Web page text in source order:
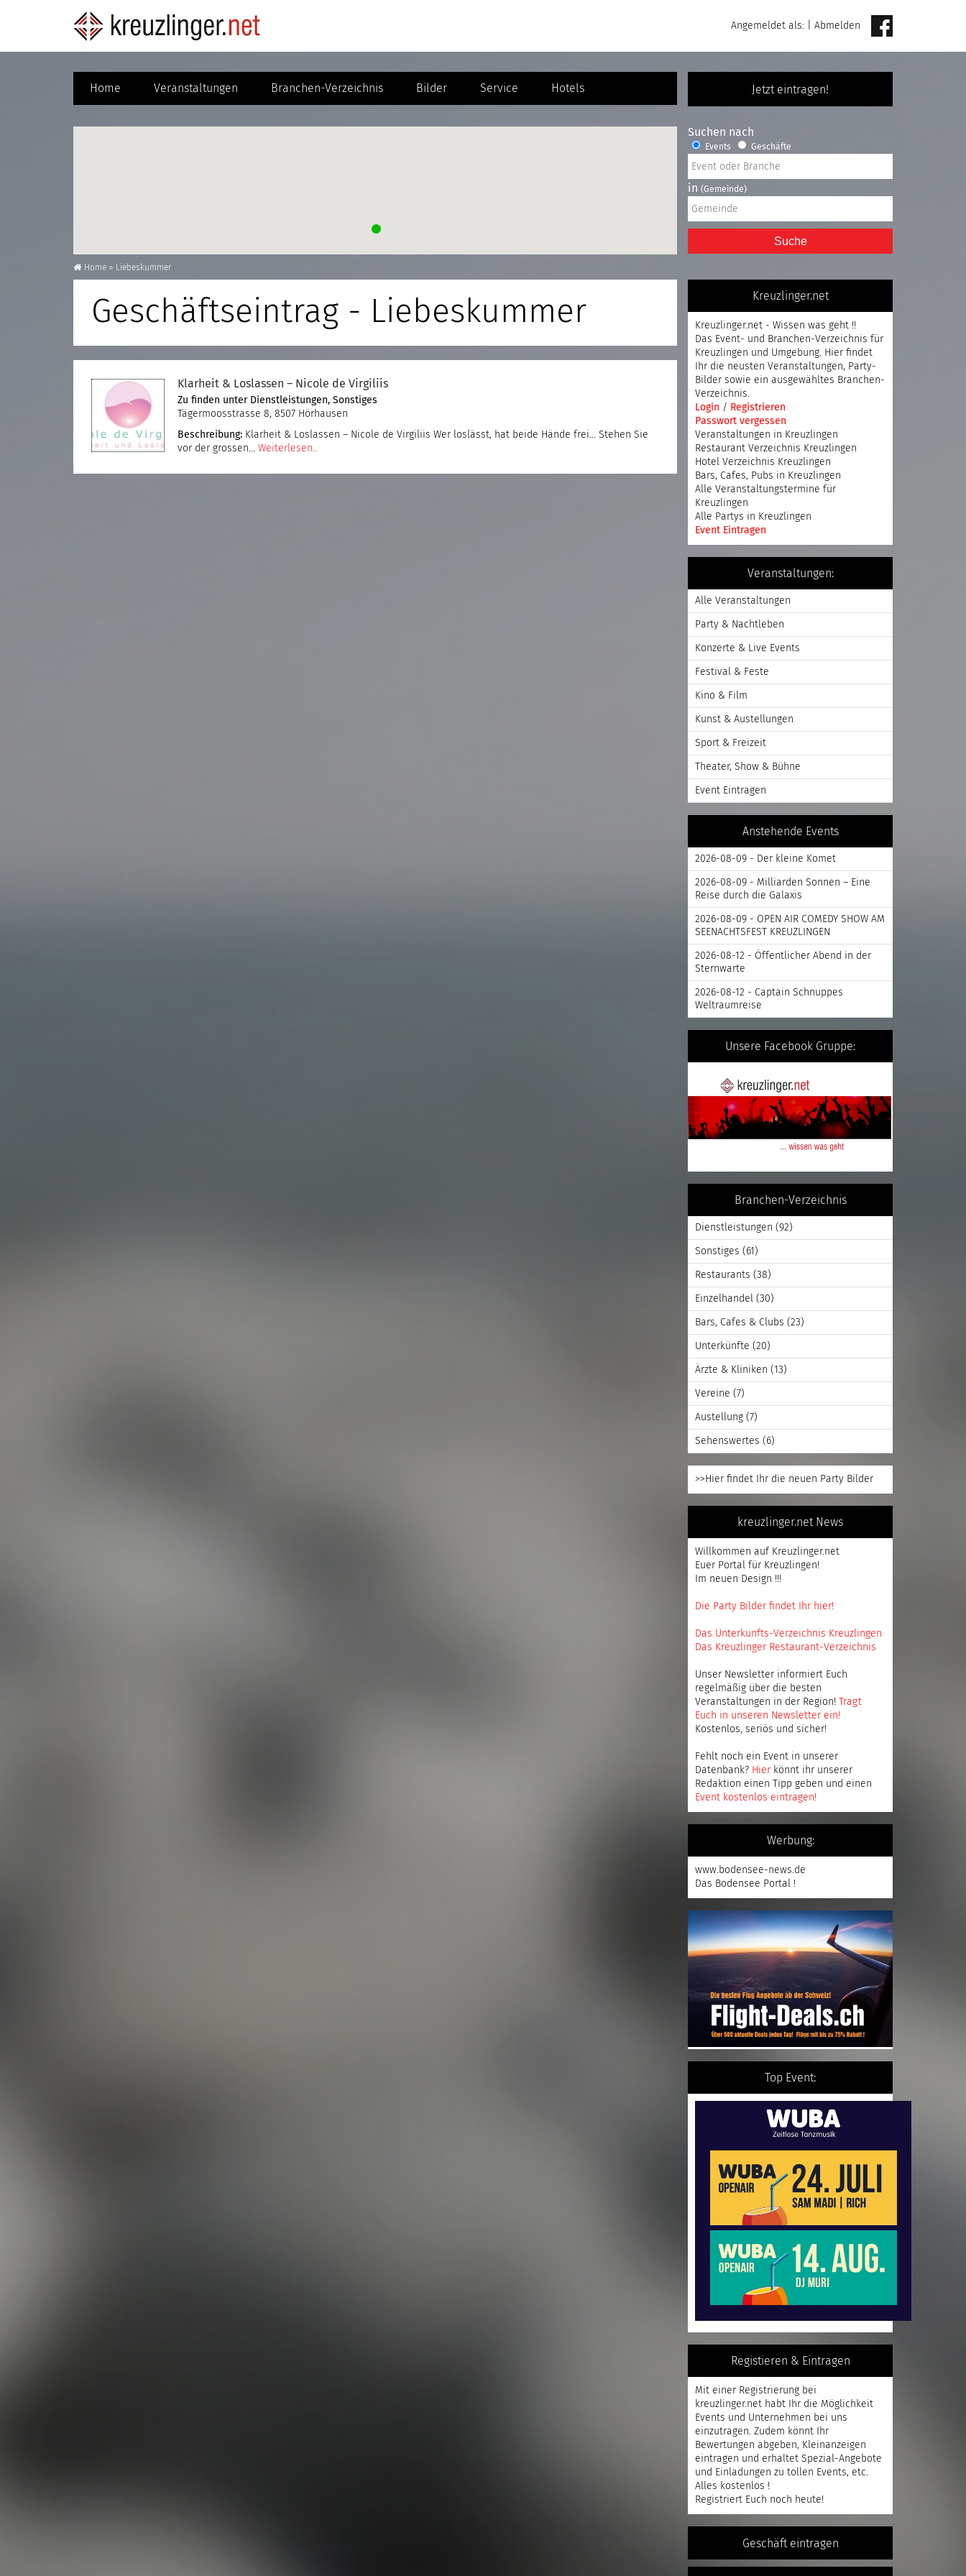
Angemeldet als: Abmelden
Jetzt eintragen!
Home Veranstaltungen Branchen-Verzeichnis Bilder Service Hotels
Home » Liebeskummer
Geschäftseintrag - Liebeskummer
Klarheit & Loslassen – Nicole de Virgiliis
Zu finden unter Dienstleistungen, Sonstiges
Tägermoosstrasse 8, 8507 Hörhausen
Beschreibung: Klarheit & Loslassen – Nicole de Virgiliis Wer loslässt, hat beide Hände frei… Stehen Sie
vor der grossen… Weiterlesen..
Suchen nach
Events Geschäfte
in (Gemeinde)
Suche
Kreuzlinger.net
Kreuzlinger.net - Wissen was geht !!
Das Event- und Branchen-Verzeichnis für
Kreuzlingen und Umgebung. Hier findet
Ihr die neusten Veranstaltungen, Party-
Bilder sowie ein ausgewähltes Branchen-
Verzeichnis.
Login / Registrieren
Passwort vergessen
Veranstaltungen in Kreuzlingen
Restaurant Verzeichnis Kreuzlingen
Hotel Verzeichnis Kreuzlingen
Bars, Cafes, Pubs in Kreuzlingen
Alle Veranstaltungstermine für
Kreuzlingen
Alle Partys in Kreuzlingen
Event Eintragen
Veranstaltungen:
Alle Veranstaltungen
Party & Nachtleben
Konzerte & Live Events
Festival & Feste
Kino & Film
Kunst & Austellungen
Sport & Freizeit
Theater, Show & Bühne
Event Eintragen
Anstehende Events
2026-08-09 - Der kleine Komet
2026-08-09 - Milliarden Sonnen – Eine
Reise durch die Galaxis
2026-08-09 - OPEN AIR COMEDY SHOW AM
SEENACHTSFEST KREUZLINGEN
2026-08-12 - Öffentlicher Abend in der
Sternwarte
2026-08-12 - Captain Schnuppes
Weltraumreise
Unsere Facebook Gruppe:
Branchen-Verzeichnis
Dienstleistungen (92)
Sonstiges (61)
Restaurants (38)
Einzelhandel (30)
Bars, Cafes & Clubs (23)
Unterkünfte (20)
Ärzte & Kliniken (13)
Vereine (7)
Austellung (7)
Sehenswertes (6)
>>Hier findet Ihr die neuen Party Bilder
kreuzlinger.net News
Willkommen auf Kreuzlinger.net
Euer Portal für Kreuzlingen!
Im neuen Design !!!
Die Party Bilder findet Ihr hier!
Das Unterkunfts-Verzeichnis Kreuzlingen
Das Kreuzlinger Restaurant-Verzeichnis
Unser Newsletter informiert Euch
regelmäßig über die besten
Veranstaltungen in der Region! Tragt
Euch in unseren Newsletter ein!
Kostenlos, seriös und sicher!
Fehlt noch ein Event in unserer
Datenbank? Hier könnt ihr unserer
Redaktion einen Tipp geben und einen
Event kostenlos eintragen!
Werbung:
www.bodensee-news.de
Das Bodensee Portal !
Top Event:
Registieren & Eintragen
Mit einer Registrierung bei
kreuzlinger.net habt Ihr die Möglichkeit
Events und Unternehmen bei uns
einzutragen. Zudem könnt Ihr
Bewertungen abgeben, Kleinanzeigen
eintragen und erhaltet Spezial-Angebote
und Einladungen zu tollen Events, etc.
Alles kostenlos !
Registriert Euch noch heute!
Geschäft eintragen